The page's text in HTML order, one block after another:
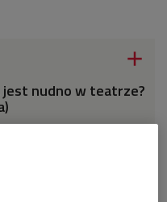

jest nudno w teatrze?